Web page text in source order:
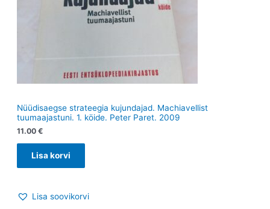
Nüüdisaegse strateegia kujundajad. Machiavellist
tuumaajastuni. 1. köide. Peter Paret. 2009
11.00 €
Lisa korvi
Lisa soovikorvi